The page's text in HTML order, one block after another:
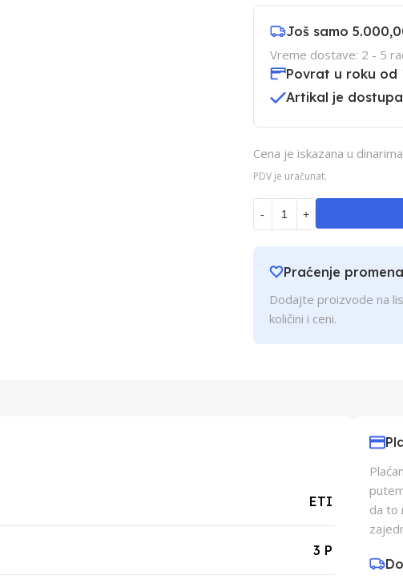
Još samo
Vreme dostave: 2 - 5
Povrat u roku od
Artikal je
Cena je iskazana u
PDV je uračunat.
- +
Praćenje promena
Dodajte proizvode na
količini i ceni.
ETI
3 P
da to